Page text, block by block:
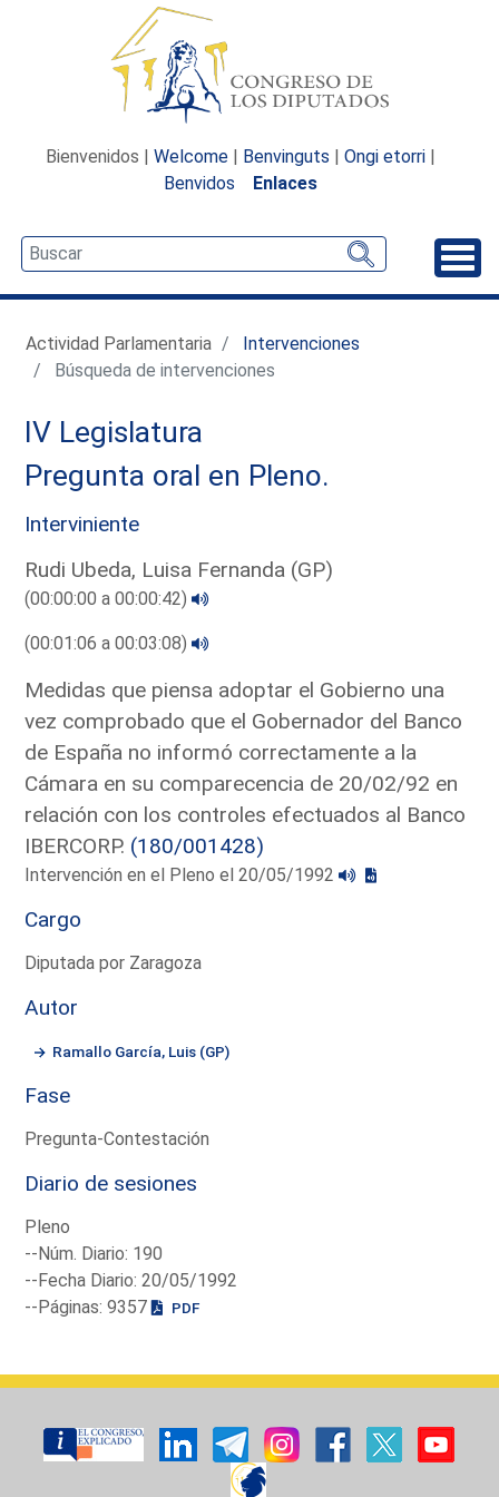
Bienvenidos | Welcome | Benvinguts | Ongi etorri |
Benvidos
Enlaces
Actividad Parlamentaria
Intervenciones
Búsqueda de intervenciones
IV Legislatura
Pregunta oral en Pleno.
Interviniente
Rudi Ubeda, Luisa Fernanda (GP)
(00:00:00 a 00:00:42)
(00:01:06 a 00:03:08)
Medidas que piensa adoptar el Gobierno una
vez comprobado que el Gobernador del Banco
de España no informó correctamente a la
Cámara en su comparecencia de 20/02/92 en
relación con los controles efectuados al Banco
IBERCORP. (180/001428)
Intervención en el Pleno el 20/05/1992
Cargo
Diputada por Zaragoza
Autor
Ramallo García, Luis (GP)
Fase
Pregunta-Contestación
Diario de sesiones
Pleno
--Núm. Diario: 190
--Fecha Diario: 20/05/1992
--Páginas: 9357
PDF